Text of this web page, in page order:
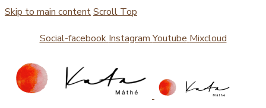
Skip to main contentScroll Top
Social-facebook Instagram Youtube Mixcloud